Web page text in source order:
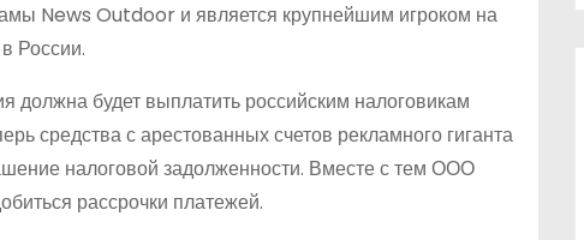
News Outdoor и является крупнейшим игроком на
России.
должна будет выплатить российским налоговикам
средства с арестованных счетов рекламного гиганта
налоговой задолженности. Вместе с тем ООО
рассрочки платежей.